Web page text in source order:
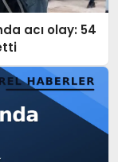
acı olay: 54